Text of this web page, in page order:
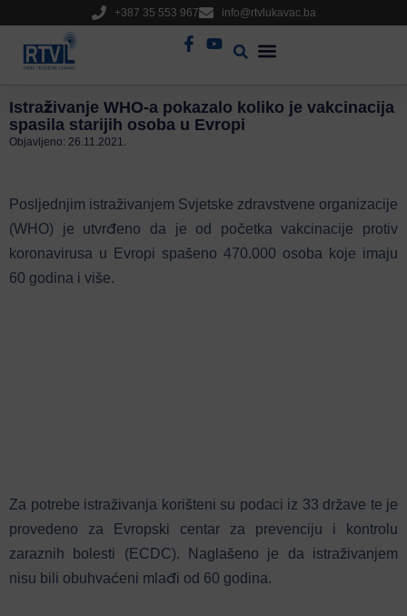
+387 35 553 967 info@rtvlukavac.ba
Istraživanje WHO-a pokazalo koliko je vakcinacija
spasila starijih osoba u Evropi
Objavljeno: 26.11.2021.
Posljednjim istraživanjem Svjetske zdravstvene organizacije
(WHO) je utvrđeno da je od početka vakcinacije protiv
koronavirusa u Evropi spašeno 470.000 osoba koje imaju
60 godina i više.
Za potrebe istraživanja korišteni su podaci iz 33 države te je
provedeno za Evropski centar za prevenciju i kontrolu
zaraznih bolesti (ECDC). Naglašeno je da istraživanjem
nisu bili obuhvaćeni mlađi od 60 godina.